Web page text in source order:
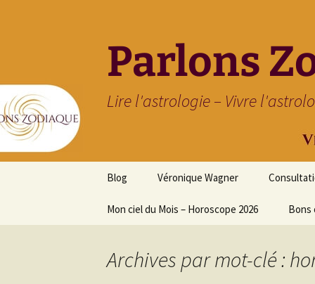
Parlons
Lire l'astrologie – Vivre
contenu
Blog Véronique Wagner
Mon ciel du Mois – Horoscope 2026 Bons
Archives par mot-clé :